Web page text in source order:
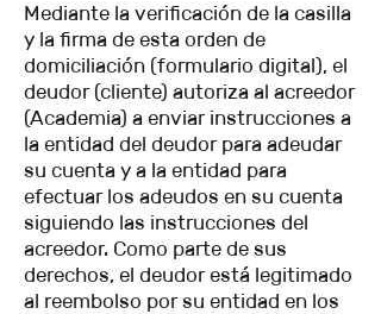
Mediante la verificación de la casilla
y la firma de esta orden de
domiciliación (formulario digital), el
deudor (cliente) autoriza al acreedor
(Academia) a enviar instrucciones a
la entidad del deudor para adeudar
su cuenta y a la entidad para
efectuar los adeudos en su cuenta
siguiendo las instrucciones del
acreedor. Como parte de sus
derechos, el deudor está legitimado
al reembolso por su entidad en los